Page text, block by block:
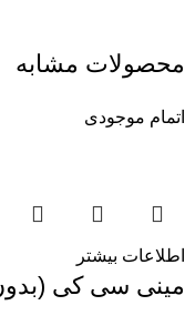
محصولات مشابه
اتمام موجودی
اطلاعات بیشتر
مینی سی كى